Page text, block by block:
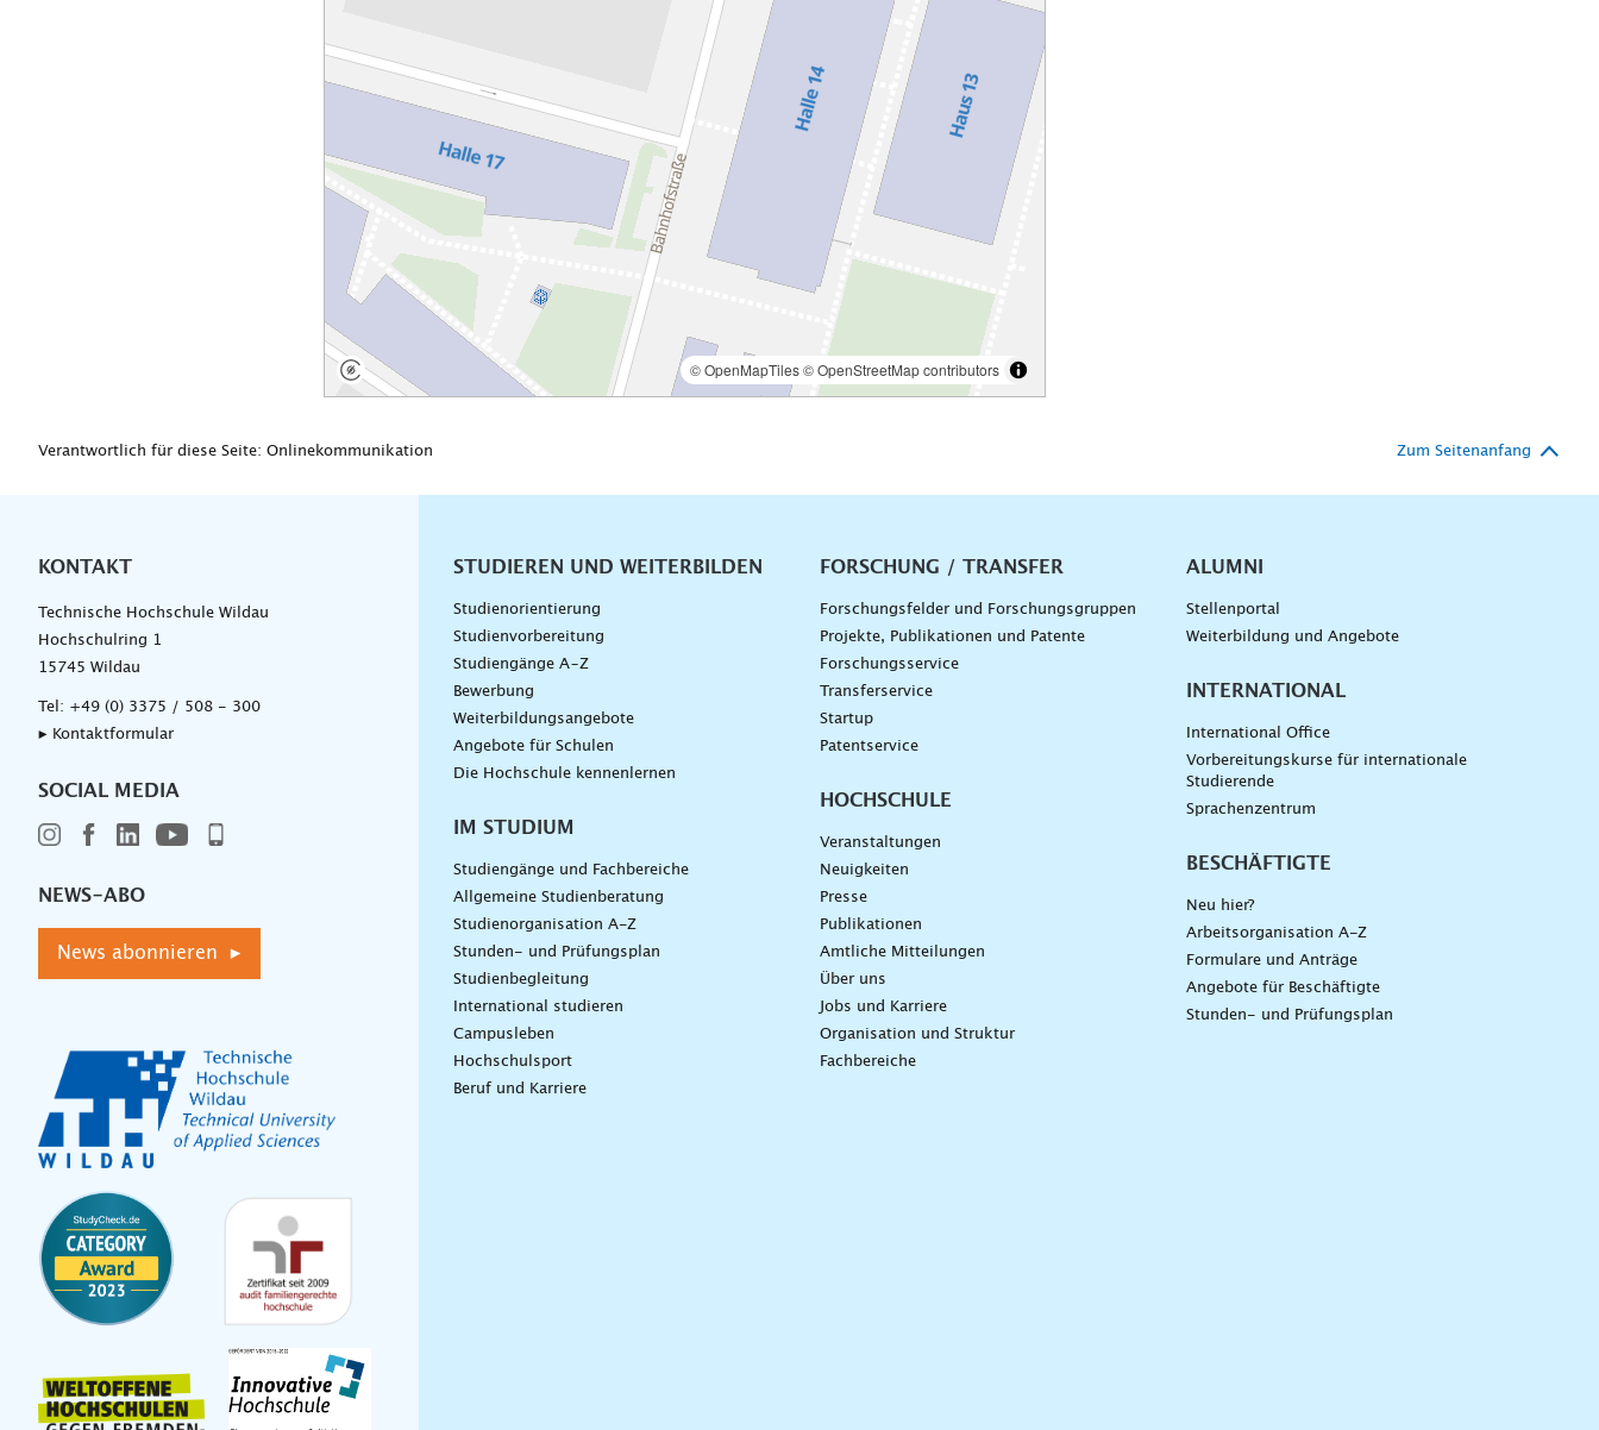
Verantwortlich für diese Seite: Onlinekommunikation Zum Seitenanfang
KONTAKT
Technische Hochschule Wildau
Hochschulring 1
15745 Wildau
Tel: +49 (0) 3375 / 508 - 300
▸ Kontaktformular
SOCIAL MEDIA
NEWS-ABO
News abonnieren ▸
Unternavigation
STUDIEREN UND WEITERBILDEN
Studienorientierung
Studienvorbereitung
Studiengänge A–Z
Bewerbung
Weiterbildungsangebote
Angebote für Schulen
Die Hochschule kennenlernen
IM STUDIUM
Studiengänge und Fachbereiche
Allgemeine Studienberatung
Studienorganisation A-Z
Stunden- und Prüfungsplan
Studienbegleitung
International studieren
Campusleben
Hochschulsport
Beruf und Karriere
FORSCHUNG / TRANSFER
Forschungsfelder und Forschungsgruppen
Projekte, Publikationen und Patente
Forschungsservice
Transferservice
Startup
Patentservice
HOCHSCHULE
Veranstaltungen
Neuigkeiten
Presse
Publikationen
Amtliche Mitteilungen
Über uns
Jobs und Karriere
Organisation und Struktur
Fachbereiche
ALUMNI
Stellenportal
Weiterbildung und Angebote
INTERNATIONAL
International Office
Vorbereitungskurse für internationale
Studierende
Sprachenzentrum
BESCHÄFTIGTE
Neu hier?
Arbeitsorganisation A-Z
Formulare und Anträge
Angebote für Beschäftigte
Stunden- und Prüfungsplan